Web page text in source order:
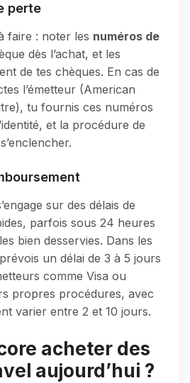
perte
faire : noter les numéros de
dès l’achat, et les
de tes chèques. En cas de
l’émetteur (American
tu fournis ces numéros
et la procédure de
sur des délais de
parfois sous 24 heures
bien desservies. Dans les
un délai de 3 à 5 jours
comme Visa ou
propres procédures, avec
varier entre 2 et 10 jours.
acheter des
aujourd’hui ?